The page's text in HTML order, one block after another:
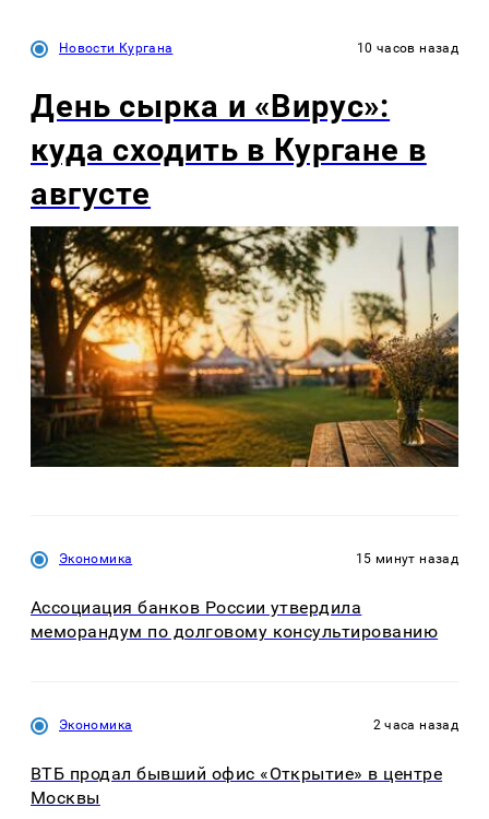
Новости Кургана 10 часов назад
День сырка и «Вирус»:
куда сходить в Кургане в
августе
Экономика 15 минут назад
Ассоциация банков России утвердила
меморандум по долговому консультированию
Экономика 2 часа назад
ВТБ продал бывший офис «Открытие» в центре
Москвы